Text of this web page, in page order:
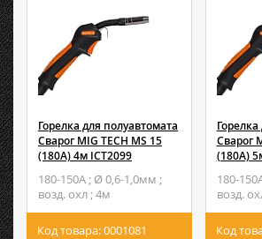
Горелка для полуавтомата
Сварог MIG TECH MS 15
(180А) 4м ICT2099
180-150А ; Ø 0,6-1,0мм ;
возд. охл ; 4м
Код товара: 0001081
Сварог
(180А)
180-
возд.
Код